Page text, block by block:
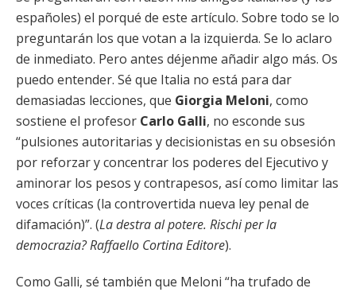
españoles) el porqué de este artículo. Sobre todo se lo
preguntarán los que votan a la izquierda. Se lo aclaro
de inmediato. Pero antes déjenme añadir algo más. Os
puedo entender. Sé que Italia no está para dar
demasiadas lecciones, que Giorgia Meloni, como
sostiene el profesor Carlo Galli, no esconde sus
“pulsiones autoritarias y decisionistas en su obsesión
por reforzar y concentrar los poderes del Ejecutivo y
aminorar los pesos y contrapesos, así como limitar las
voces críticas (la controvertida nueva ley penal de
difamación)”. (La destra al potere. Rischi per la
democrazia? Raffaello Cortina Editore).
Como Galli, sé también que Meloni “ha trufado de